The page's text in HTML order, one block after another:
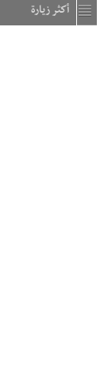
أكثر زيارة